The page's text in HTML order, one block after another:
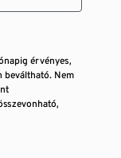
érvényes,
beváltható. Nem